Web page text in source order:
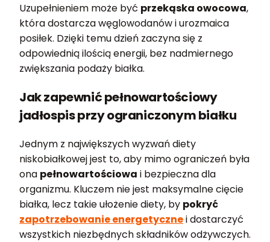
Uzupełnieniem może być przekąska owocowa,
która dostarcza węglowodanów i urozmaica
posiłek. Dzięki temu dzień zaczyna się z
odpowiednią ilością energii, bez nadmiernego
zwiększania podaży białka.
Jak zapewnić pełnowartościowy
jadłospis przy ograniczonym białku
Jednym z największych wyzwań diety
niskobiałkowej jest to, aby mimo ograniczeń była
ona pełnowartościowa i bezpieczna dla
organizmu. Kluczem nie jest maksymalne cięcie
białka, lecz takie ułożenie diety, by pokryć
zapotrzebowanie energetycznei dostarczyć
wszystkich niezbędnych składników odżywczych.